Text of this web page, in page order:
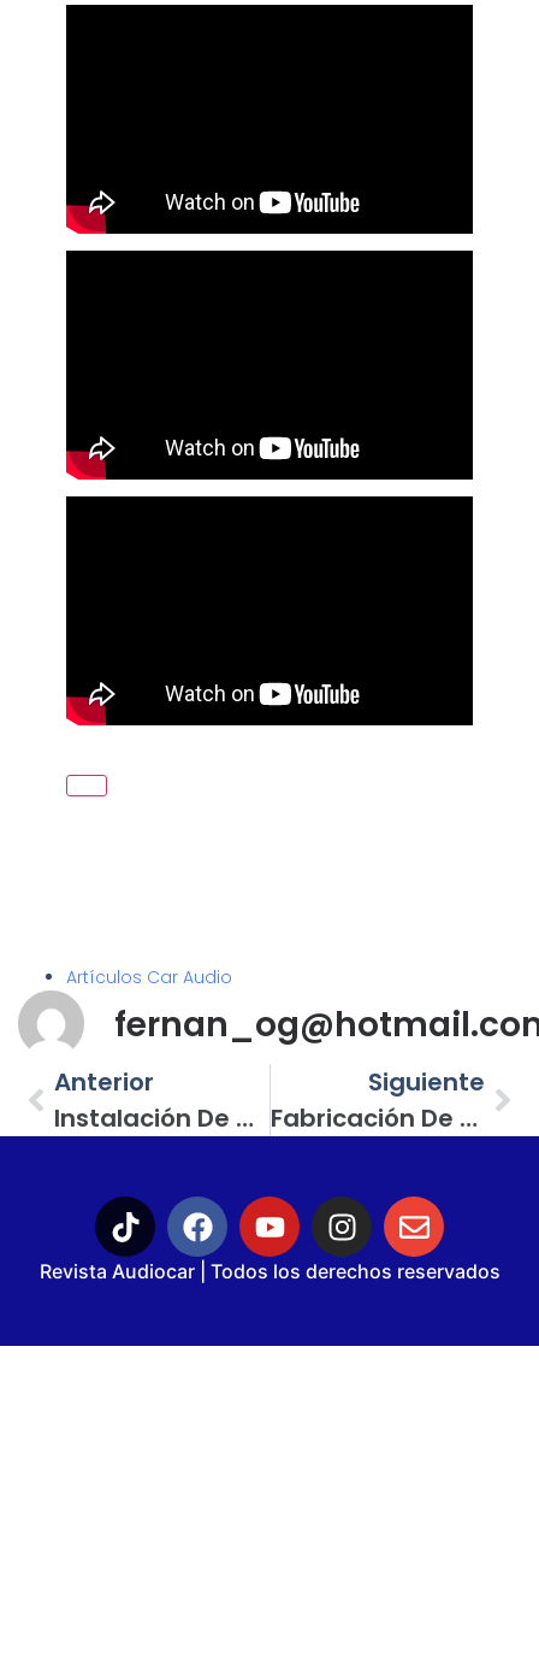
Artículos Car Audio
Anterior
Instalación De Batería Y Cableado, Un Procedimiento Necesario En Autos Con Un Completo Sistema
Siguiente
Fabricación De Caja Acústica En La Cajuela Con Equipo JL Audio. (3ª Parte)
Revista Audiocar | Todos los derechos reservados